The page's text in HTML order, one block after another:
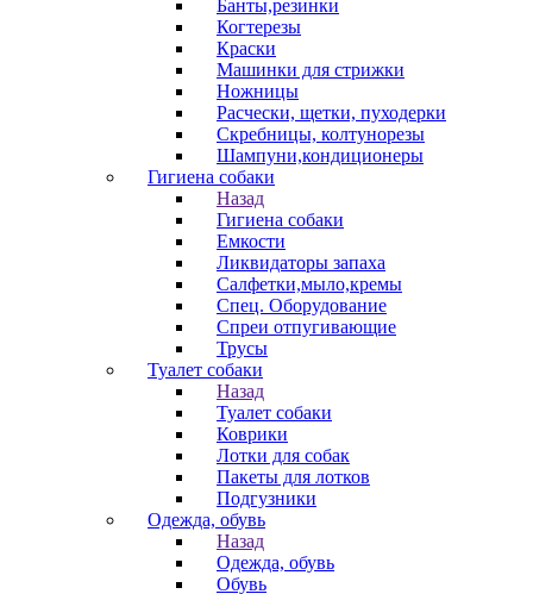
Банты,резинки
Когтерезы
Краски
Машинки для стрижки
Ножницы
Расчески, щетки, пуходерки
Скребницы, колтунорезы
Шампуни,кондиционеры
Гигиена собаки
Назад
Гигиена собаки
Емкости
Ликвидаторы запаха
Салфетки,мыло,кремы
Спец. Оборудование
Спреи отпугивающие
Трусы
Туалет собаки
Назад
Туалет собаки
Коврики
Лотки для собак
Пакеты для лотков
Подгузники
Одежда, обувь
Назад
Одежда, обувь
Обувь